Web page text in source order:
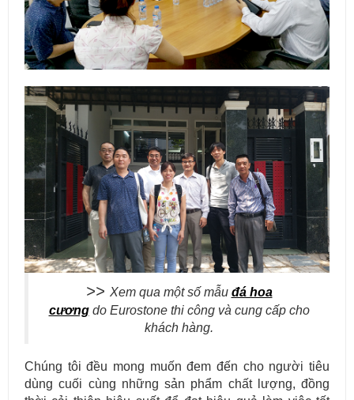
>> Xem qua một số mẫu đá hoa
cươngdo Eurostone thi công và cung cấp cho
khách hàng.
Chúng tôi đều mong muốn đem đến cho người tiêu
dùng cuối cùng những sản phẩm chất lượng, đồng
Mẫu bàn ăn mặt đá tự nhiên cao cấp và sang trọng cho gia đình
thân yêu của bạn.